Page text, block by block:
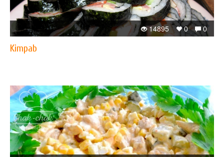
0
0
14895
Kimpab